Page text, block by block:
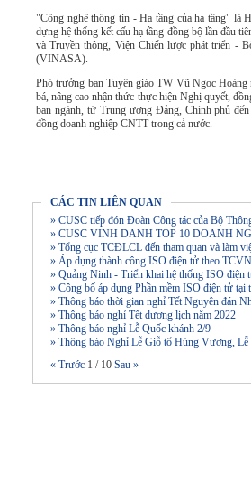
"Công nghệ thông tin - Hạ tầng của hạ tầng"
dựng hệ thống kết cấu hạ tầng đồng bộ lần đầu
và Truyền thông, Viện Chiến lược phát triển -
(VINASA).
Phó trưởng ban Tuyên giáo TW Vũ Ngọc Hoàng
bá, nâng cao nhận thức thực hiện Nghị quyết,
ban ngành, từ Trung ương Đảng, Chính phủ
đồng doanh nghiệp CNTT trong cả nước.
CÁC TIN LIÊN QUAN
» CUSC tiếp đón Đoàn Công tác của Bộ
» CUSC VINH DANH TOP 10 DOANH
» Tổng cục TCĐLCL đến tham quan và làm
» Áp dụng thành công ISO điện tử theo
» Quảng Ninh - Triển khai hệ thống ISO
» Công bố áp dụng Phần mềm ISO điện tử
» Thông báo thời gian nghỉ Tết Nguyên đán
» Thông báo nghỉ Tết dương lịch năm 2022
» Thông báo nghỉ Lễ Quốc khánh 2/9
» Thông báo Nghỉ Lễ Giỗ tổ Hùng Vương,
« Trước 1 / 10 Sau »